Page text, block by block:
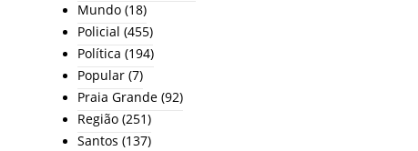
Mundo (18)
Policial (455)
Política (194)
Popular (7)
Praia Grande (92)
Região (251)
Santos (137)